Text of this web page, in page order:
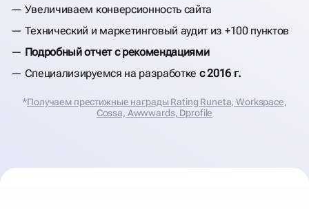
Увеличиваем конверсионность сайта
Технический и маркетинговый аудит из +100 пунктов
Подробный отчет с рекомендациями
Специализируемся на разработке с 2016 г.
*Получаем престижные награды Rating Runeta, Workspace,
Cossa, Аwwwards, Dprofile